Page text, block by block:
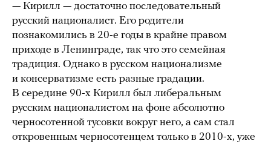
— Кирилл — достаточно последовательный
русский националист. Его родители
познакомились в 20-е годы в крайне правом
приходе в Ленинграде, так что это семейная
традиция. Однако в русском национализме
и консерватизме есть разные градации.
В середине 90-х Кирилл был либеральным
русским националистом на фоне абсолютно
черносотенной тусовки вокруг него, а сам стал
откровенным черносотенцем только в 2010-х, уже